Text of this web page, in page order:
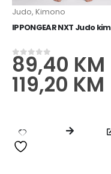
Judo, Kimono
0od 5
89,40 KM
119,20 KM